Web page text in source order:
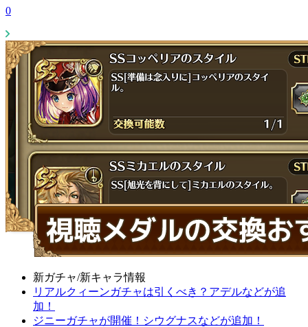
0
新ガチャ/新キャラ情報
リアルクィーンガチャは引くべき？アデルなどが追
加！
ジニーガチャが開催！シウグナスなどが追加！